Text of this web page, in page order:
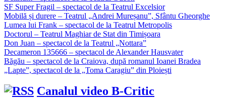
SF Super Fragil – spectacol de la Teatrul Excelsior
Mobilă și durere – Teatrul „Andrei Mureșanu”, Sfântu Gheorghe
Lumea lui Frank – spectacol de la Teatrul Metropolis
Doctorul – Teatrul Maghiar de Stat din Timișoara
Don Juan – spectacol de la Teatrul „Nottara”
Decameron 135666 – spectacol de Alexander Hausvater
Băgău – spectacol de la Craiova, după romanul Ioanei Bradea
„Lapte”, spectacol de la „Toma Caragiu” din Ploiești
Canalul video B-Critic